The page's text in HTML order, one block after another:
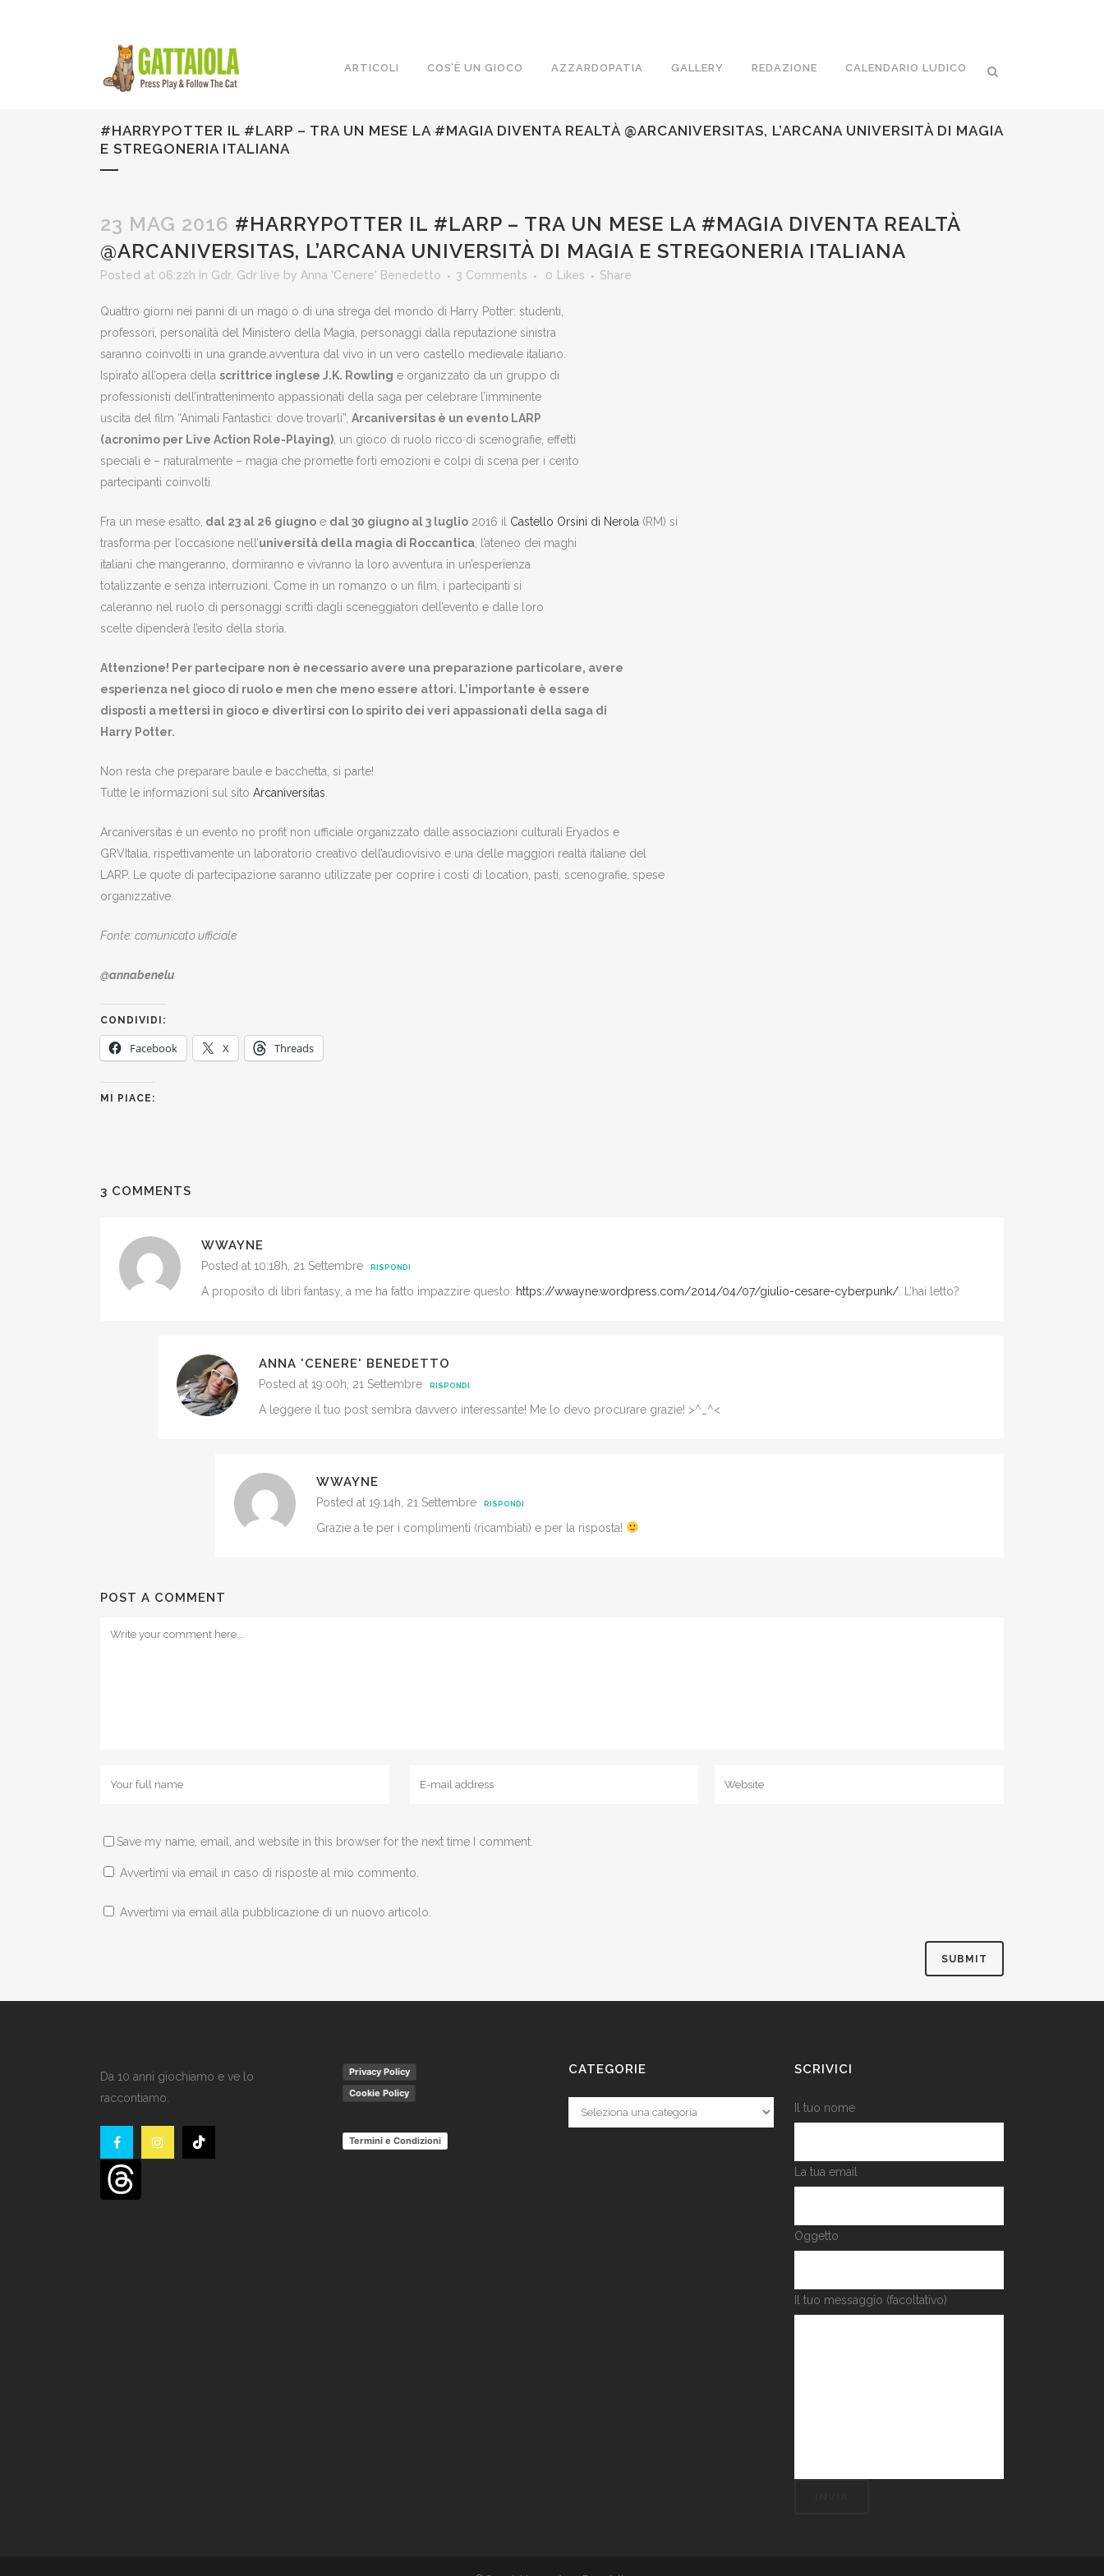
ARTICOLI COS’È UN GIOCO AZZARDOPATIA GALLERY REDAZIONE CALENDARIO LUDICO
#HARRYPOTTER IL #LARP – TRA UN MESE LA #MAGIA DIVENTA REALTÀ @ARCANIVERSITAS, L’ARCANA UNIVERSITÀ DI MAGIA
E STREGONERIA ITALIANA
23 MAG 2016 #HARRYPOTTER IL #LARP – TRA UN MESE LA #MAGIA DIVENTA REALTÀ
@ARCANIVERSITAS, L’ARCANA UNIVERSITÀ DI MAGIA E STREGONERIA ITALIANA
Posted at 06:22h in Gdr, Gdr live by Anna 'Cenere' Benedetto 3 Comments 0 Likes Share
Quattro giorni nei panni di un mago o di una strega del mondo di Harry Potter: studenti,
professori, personalità del Ministero della Magia, personaggi dalla reputazione sinistra
saranno coinvolti in una grande avventura dal vivo in un vero castello medievale italiano.
Ispirato all’opera della scrittrice inglese J.K. Rowling e organizzato da un gruppo di
professionisti dell’intrattenimento appassionati della saga per celebrare l’imminente
uscita del film “Animali Fantastici: dove trovarli”, Arcaniversitas è un evento LARP
(acronimo per Live Action Role-Playing) , un gioco di ruolo ricco di scenografie, effetti
speciali e – naturalmente – magia che promette forti emozioni e colpi di scena per i cento
partecipanti coinvolti.
Fra un mese esatto, dal 23 al 26 giugno e dal 30 giugno al 3 luglio 2016 il Castello Orsini di Nerola (RM) si
trasforma per l’occasione nell’università della magia di Roccantica , l’ateneo dei maghi
italiani che mangeranno, dormiranno e vivranno la loro avventura in un’esperienza
totalizzante e senza interruzioni. Come in un romanzo o un film, i partecipanti si
caleranno nel ruolo di personaggi scritti dagli sceneggiatori dell’evento e dalle loro
scelte dipenderà l’esito della storia.
Attenzione! Per partecipare non è necessario avere una preparazione particolare, avere
esperienza nel gioco di ruolo e men che meno essere attori. L’importante è essere
disposti a mettersi in gioco e divertirsi con lo spirito dei veri appassionati della saga di
Harry Potter.
Non resta che preparare baule e bacchetta, si parte!
Tutte le informazioni sul sito Arcaniversitas
Arcaniversitas è un evento no profit non ufficiale organizzato dalle associazioni culturali Eryados e
GRVItalia, rispettivamente un laboratorio creativo dell’audiovisivo e una delle maggiori realtà italiane del
LARP. Le quote di partecipazione saranno utilizzate per coprire i costi di location, pasti, scenografie, spese
organizzative.
Fonte: comunicato ufficiale
@annabenelu
CONDIVIDI:
Facebook X Threads
MI PIACE:
3 COMMENTS
WWAYNE
Posted at 10:18h, 21 Settembre RISPONDI
A proposito di libri fantasy, a me ha fatto impazzire questo: https://wwayne.wordpress.com/2014/04/07/giulio-cesare-cyberpunk/ . L’hai letto?
ANNA 'CENERE' BENEDETTO
Posted at 19:00h, 21 Settembre RISPONDI
A leggere il tuo post sembra davvero interessante! Me lo devo procurare grazie! >^_^<
WWAYNE
Posted at 19:14h, 21 Settembre RISPONDI
Grazie a te per i complimenti (ricambiati) e per la risposta!
POST A COMMENT
Save my name, email, and website in this browser for the next time I comment.
Avvertimi via email in caso di risposte al mio commento.
Avvertimi via email alla pubblicazione di un nuovo articolo.
Da 10 anni giochiamo e ve lo
raccontiamo.
Privacy Policy
Cookie Policy
Termini e Condizioni
CATEGORIE
Categorie
SCRIVICI
Il tuo nome
La tua email
Oggetto
Il tuo messaggio (facoltativo)